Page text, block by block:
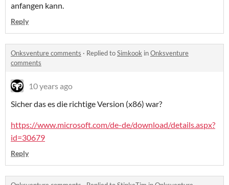
anfangen kann.
Reply
Onksventure comments · Replied toSimkook inOnksventure
comments
10 years ago
Sicher das es die richtige Version (x86) war?
https://www.microsoft.com/de-de/download/details.aspx?
id=30679
Reply